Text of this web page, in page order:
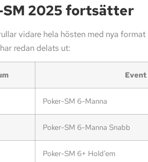
SM 2025 fortsätter
vidare hela hösten med nya format
redan delats ut:
Event
Poker-SM 6-Manna
Poker-SM 6-Manna Snabb
Poker-SM 6+ Hold’em